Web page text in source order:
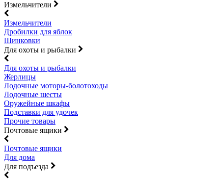
Измельчители
Измельчители
Дробилки для яблок
Шинковки
Для охоты и рыбалки
Для охоты и рыбалки
Жерлицы
Лодочные моторы-болотоходы
Лодочные шесты
Оружейные шкафы
Подставки для удочек
Прочие товары
Почтовые ящики
Почтовые ящики
Для дома
Для подъезда